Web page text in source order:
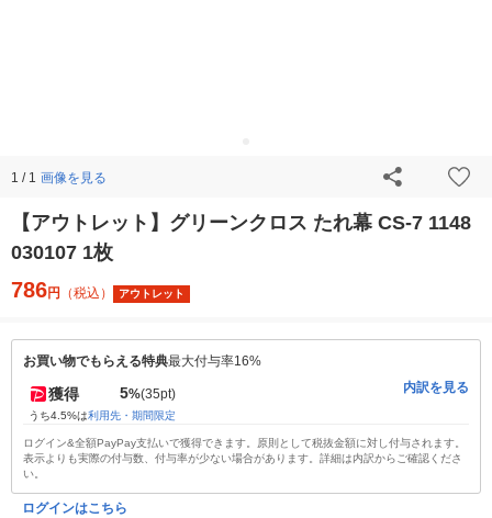
1 / 1 画像を見る
【アウトレット】グリーンクロス たれ幕 CS-7 1148
030107 1枚
786円 （税込） アウトレット
お買い物でもらえる特典最大付与率16%
獲得 5%(35pt)
うち4.5%は利用先・期間限定
内訳を見る
ログイン&全額PayPay支払いで獲得できます。原則として税抜金額に対し付与されます。
表示よりも実際の付与数、付与率が少ない場合があります。詳細は内訳からご確認くださ
い。
ログインはこちら